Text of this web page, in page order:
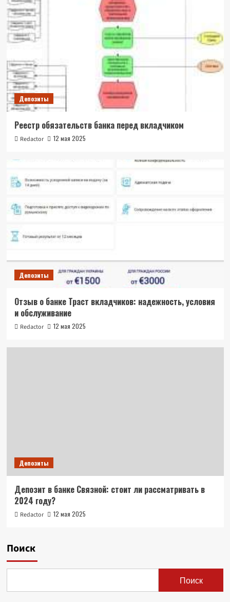
Депозиты
Реестр обязательств банка перед вкладчиком
Redactor 12 мая 2025
Депозиты
Отзыв о банке Траст вкладчиков: надежность, условия
и обслуживание
Redactor 12 мая 2025
Депозиты
Депозит в банке Связной: стоит ли рассматривать в
2024 году?
Redactor 12 мая 2025
Поиск
Поиск